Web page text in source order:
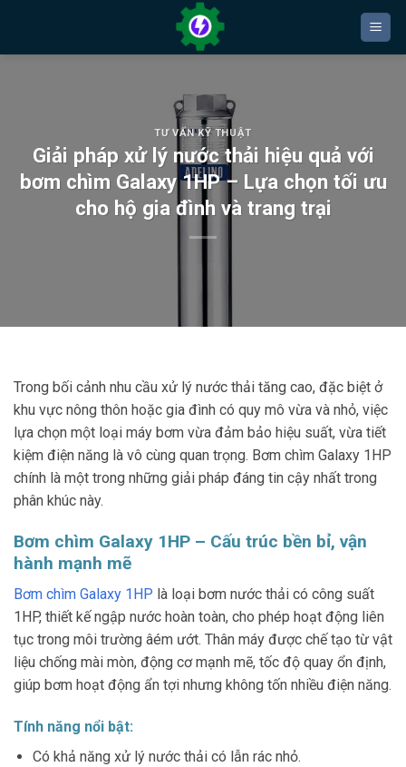
nội
TƯ VẤN KỸ THUẬT
Giải pháp xử lý nước thải hiệu quả với
bơm chìm Galaxy 1HP – Lựa chọn tối ưu
cho hộ gia đình và trang trại
Trong bối cảnh nhu cầu xử lý nước thải tăng cao, đặc biệt ở
khu vực nông thôn hoặc gia đình có quy mô vừa và nhỏ, việc
lựa chọn một loại máy bơm vừa đảm bảo hiệu suất, vừa tiết
kiệm điện năng là vô cùng quan trọng. Bơm chìm Galaxy 1HP
chính là một trong những giải pháp đáng tin cậy nhất trong
phân khúc này.
Bơm chìm Galaxy 1HP – Cấu trúc bền bỉ, vận
hành mạnh mẽ
Bơm chìm Galaxy 1HP là loại bơm nước thải có công suất
1HP, thiết kế ngập nước hoàn toàn, cho phép hoạt động liên
tục trong môi trường âém ướt. Thân máy được chế tạo từ vật
liệu chống mài mòn, động cơ mạnh mẽ, tốc độ quay ổn định,
giúp bơm hoạt động ẩn tợi nhưng không tốn nhiều điện năng.
Tính năng nổi bật:
Có khả năng xử lý nước thải có lẫn rác nhỏ.